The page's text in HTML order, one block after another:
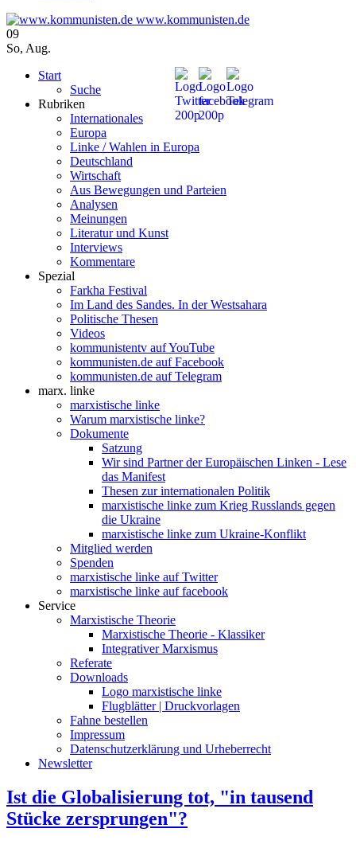
www.kommunisten.de
09
So, Aug.
Start
Suche
Rubriken
Internationales
Europa
Linke / Wahlen in Europa
Deutschland
Wirtschaft
Aus Bewegungen und Parteien
Analysen
Meinungen
Literatur und Kunst
Interviews
Kommentare
Spezial
Farkha Festival
Im Land des Sandes. In der Westsahara
Politische Thesen
Videos
kommunistentv auf YouTube
kommunisten.de auf Facebook
kommunisten.de auf Telegram
marx. linke
marxistische linke
Warum marxistische linke?
Dokumente
Satzung
Wir sind Partner der Europäischen Linken - Lese
das Manifest
Thesen zur internationalen Politik
marxistische linke zum Krieg Russlands gegen
die Ukraine
marxistische linke zum Ukraine-Konflikt
Mitglied werden
Spenden
marxistische linke auf Twitter
marxistische linke auf facebook
Service
Marxistische Theorie
Marxistische Theorie - Klassiker
Integrativer Marxismus
Referate
Downloads
Logo marxistische linke
Flugblätter | Druckvorlagen
Fahne bestellen
Impressum
Datenschutzerklärung und Urheberrecht
Newsletter
Ist die Globalisierung tot, "in tausend
Stücke zersprungen"?